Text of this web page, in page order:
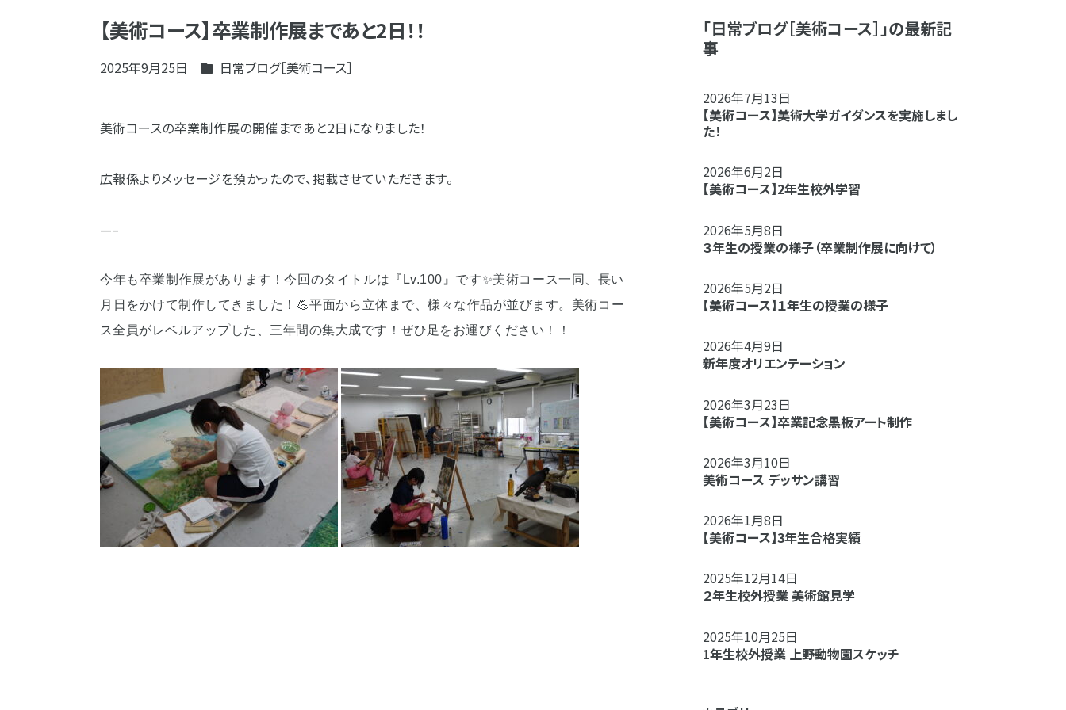
【美術コース】卒業制作展まであと2日！！
2025年9月25日 日常ブログ［美術コース］
美術コースの卒業制作展の開催まであと2日になりました！
広報係よりメッセージを預かったので、掲載させていただきます。
—–
今年も卒業制作展があります！今回のタイトルは『Lv.100』です✨美術コース一同、長い
月日をかけて制作してきました！💪平面から立体まで、様々な作品が並びます。 美術コー
ス全員がレベルアップした、三年間の集大成です！ぜひ足をお運びください！！
「日常ブログ［美術コース］」の最新記
事
2026年7月13日
【美術コース】美術大学ガイダンスを実施しまし
た！
2026年6月2日
【美術コース】2年生校外学習
2026年5月8日
３年生の授業の様子（卒業制作展に向けて）
2026年5月2日
【美術コース】１年生の授業の様子
2026年4月9日
新年度オリエンテーション
2026年3月23日
【美術コース】卒業記念黒板アート制作
2026年3月10日
美術コース デッサン講習
2026年1月8日
【美術コース】3年生合格実績
2025年12月14日
２年生校外授業 美術館見学
2025年10月25日
1年生校外授業 上野動物園スケッチ